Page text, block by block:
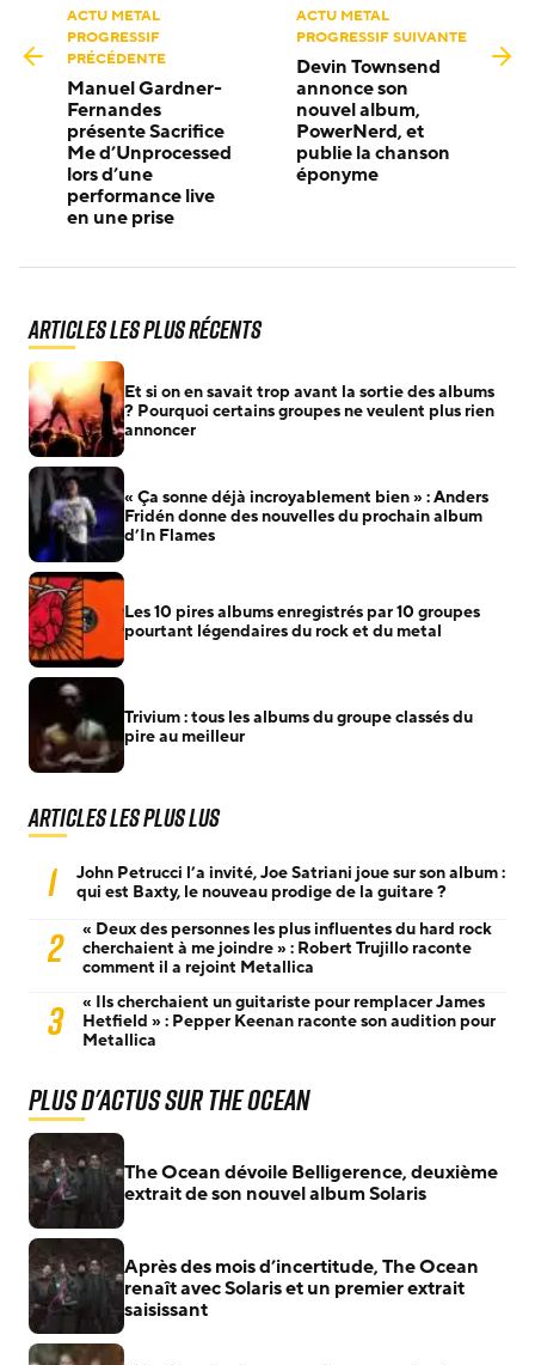
ACTU METAL
PROGRESSIF
PRÉCÉDENTE
Manuel Gardner-
Fernandes
présente Sacrifice
Me d’Unprocessed
lors d’une
performance live
en une prise
ACTU METAL
PROGRESSIF SUIVANTE
Devin Townsend
annonce son
nouvel album,
PowerNerd, et
publie la chanson
éponyme
Articles les plus récents
Et si on en savait trop avant la sortie des albums
? Pourquoi certains groupes ne veulent plus rien
annoncer
« Ça sonne déjà incroyablement bien » : Anders
Fridén donne des nouvelles du prochain album
d’In Flames
Les 10 pires albums enregistrés par 10 groupes
pourtant légendaires du rock et du metal
Trivium : tous les albums du groupe classés du
pire au meilleur
Articles les plus lus
1
John Petrucci l’a invité, Joe Satriani joue sur son album :
qui est Baxty, le nouveau prodige de la guitare ?
2
« Deux des personnes les plus influentes du hard rock
cherchaient à me joindre » : Robert Trujillo raconte
comment il a rejoint Metallica
3
« Ils cherchaient un guitariste pour remplacer James
Hetfield » : Pepper Keenan raconte son audition pour
Metallica
Plus d'actus sur The Ocean
The Ocean dévoile Belligerence, deuxième
extrait de son nouvel album Solaris
Après des mois d’incertitude, The Ocean
renaît avec Solaris et un premier extrait
saisissant